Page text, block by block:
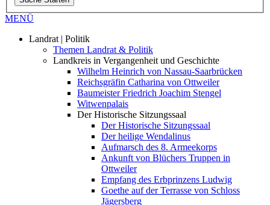
MENÜ
Landrat | Politik
Themen Landrat & Politik
Landkreis in Vergangenheit und Geschichte
Wilhelm Heinrich von Nassau-Saarbrücken
Reichsgräfin Catharina von Ottweiler
Baumeister Friedrich Joachim Stengel
Witwenpalais
Der Historische Sitzungssaal
Der Historische Sitzungssaal
Der heilige Wendalinus
Aufmarsch des 8. Armeekorps
Ankunft von Blüchers Truppen in
Ottweiler
Empfang des Erbprinzens Ludwig
Goethe auf der Terrasse von Schloss
Jägersberg